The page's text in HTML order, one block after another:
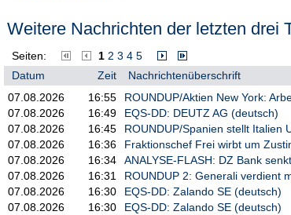
verschuldete Frankreich noch rechtzeitig einen
möchte, muss dieser spätestens bis zum kommenden
zwar vom Premier. Das sehen verfassungsrechtliche
das politisch ohnehin gelähmte Land noch weiter
Am Streit über den Haushalt waren Lecornus zwei
Erfolgsaussichten sind offen
Ob Lecornu im zweiten Anlauf nun erfolgreicher sein
Haushalts- als auch anderen drängenden politischen
Parlamentswahl im Sommer 2024 ist das Parlament in
jeweils keine regierungsfähige Mehrheit besitzen, aber
sich gegenseitig blockieren. Koalitionen wie etwa in
Weitere Nachrichten der letzten drei
Seiten: 1 2 3 4 5
Datum
Zeit
Nachrichtenüberschrift
07.08.2026
16:55
ROUNDUP/Aktien New York:
07.08.2026
16:49
EQS-DD: DEUTZ AG (deutsch)
07.08.2026
16:45
ROUNDUP/Spanien stellt Italien
07.08.2026
16:36
Fraktionschef Frei wirbt um
07.08.2026
16:34
ANALYSE-FLASH: DZ Bank
07.08.2026
16:31
ROUNDUP 2: Generali verdient
07.08.2026
16:30
EQS-DD: Zalando SE (deutsch)
07.08.2026
16:30
EQS-DD: Zalando SE (deutsch)